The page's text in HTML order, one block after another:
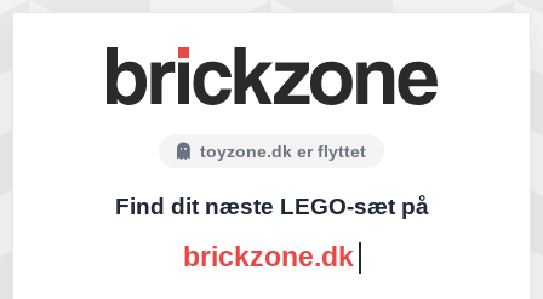
toyzone.dk er flyttet
Find dit næste LEGO-sæt på
brickzone.dk